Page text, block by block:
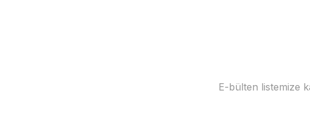
E-bülten listemize